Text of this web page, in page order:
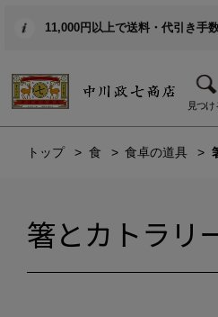
11,000円以上で送料・代引き手
見つけ
トップ 食 食卓の道具
箸とカトラリ